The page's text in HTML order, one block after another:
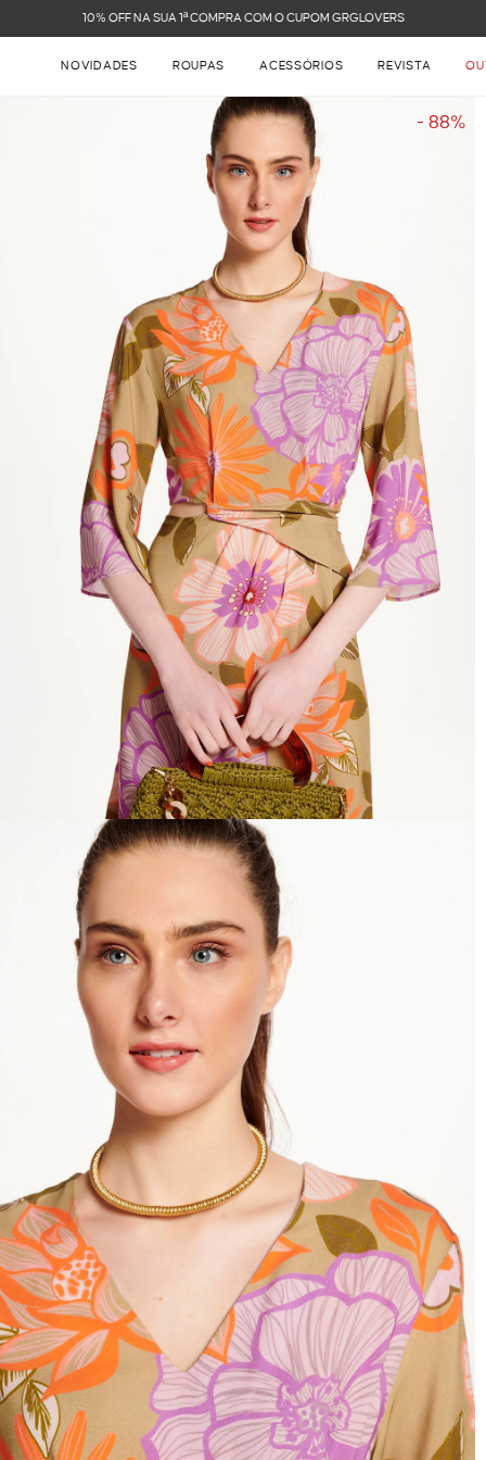
FRETE GRÁTIS NAS COMPRAS ACIMA DE R$ 899
NOVIDADES ROUPAS ACESSÓRIOS REVISTA
- 88%